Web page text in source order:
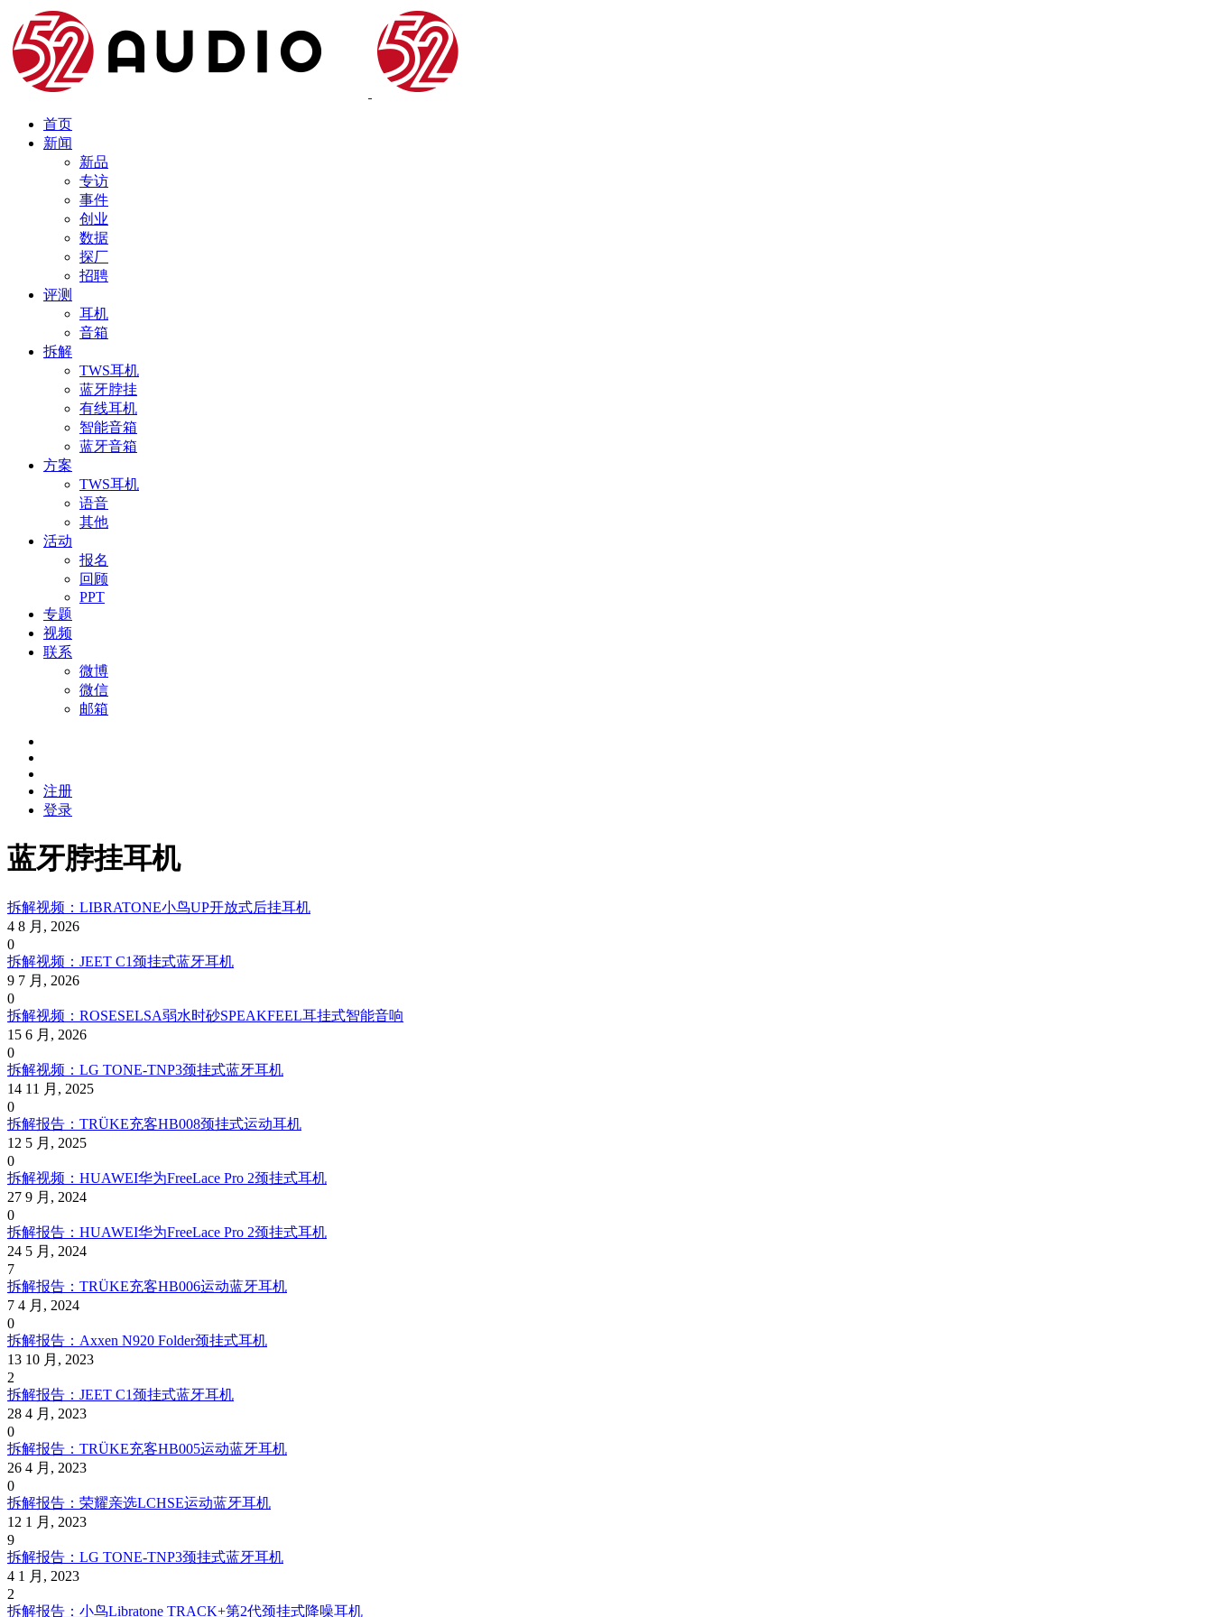
首页
新闻
新品
专访
事件
创业
数据
探厂
招聘
评测
耳机
音箱
拆解
TWS耳机
蓝牙脖挂
有线耳机
智能音箱
蓝牙音箱
方案
TWS耳机
语音
其他
活动
报名
回顾
PPT
专题
视频
联系
微博
微信
邮箱
注册
登录
蓝牙脖挂耳机
拆解视频：LIBRATONE小鸟UP开放式后挂耳机
4 8 月, 2026
0
拆解视频：JEET C1颈挂式蓝牙耳机
9 7 月, 2026
0
拆解视频：ROSESELSA弱水时砂SPEAKFEEL耳挂式智能音响
15 6 月, 2026
0
拆解视频：LG TONE-TNP3颈挂式蓝牙耳机
14 11 月, 2025
0
拆解报告：TRÜKE充客HB008颈挂式运动耳机
12 5 月, 2025
0
拆解视频：HUAWEI华为FreeLace Pro 2颈挂式耳机
27 9 月, 2024
0
拆解报告：HUAWEI华为FreeLace Pro 2颈挂式耳机
24 5 月, 2024
7
拆解报告：TRÜKE充客HB006运动蓝牙耳机
7 4 月, 2024
0
拆解报告：Axxen N920 Folder颈挂式耳机
13 10 月, 2023
2
拆解报告：JEET C1颈挂式蓝牙耳机
28 4 月, 2023
0
拆解报告：TRÜKE充客HB005运动蓝牙耳机
26 4 月, 2023
0
拆解报告：荣耀亲选LCHSE运动蓝牙耳机
12 1 月, 2023
9
拆解报告：LG TONE-TNP3颈挂式蓝牙耳机
4 1 月, 2023
2
拆解报告：小鸟Libratone TRACK+第2代颈挂式降噪耳机